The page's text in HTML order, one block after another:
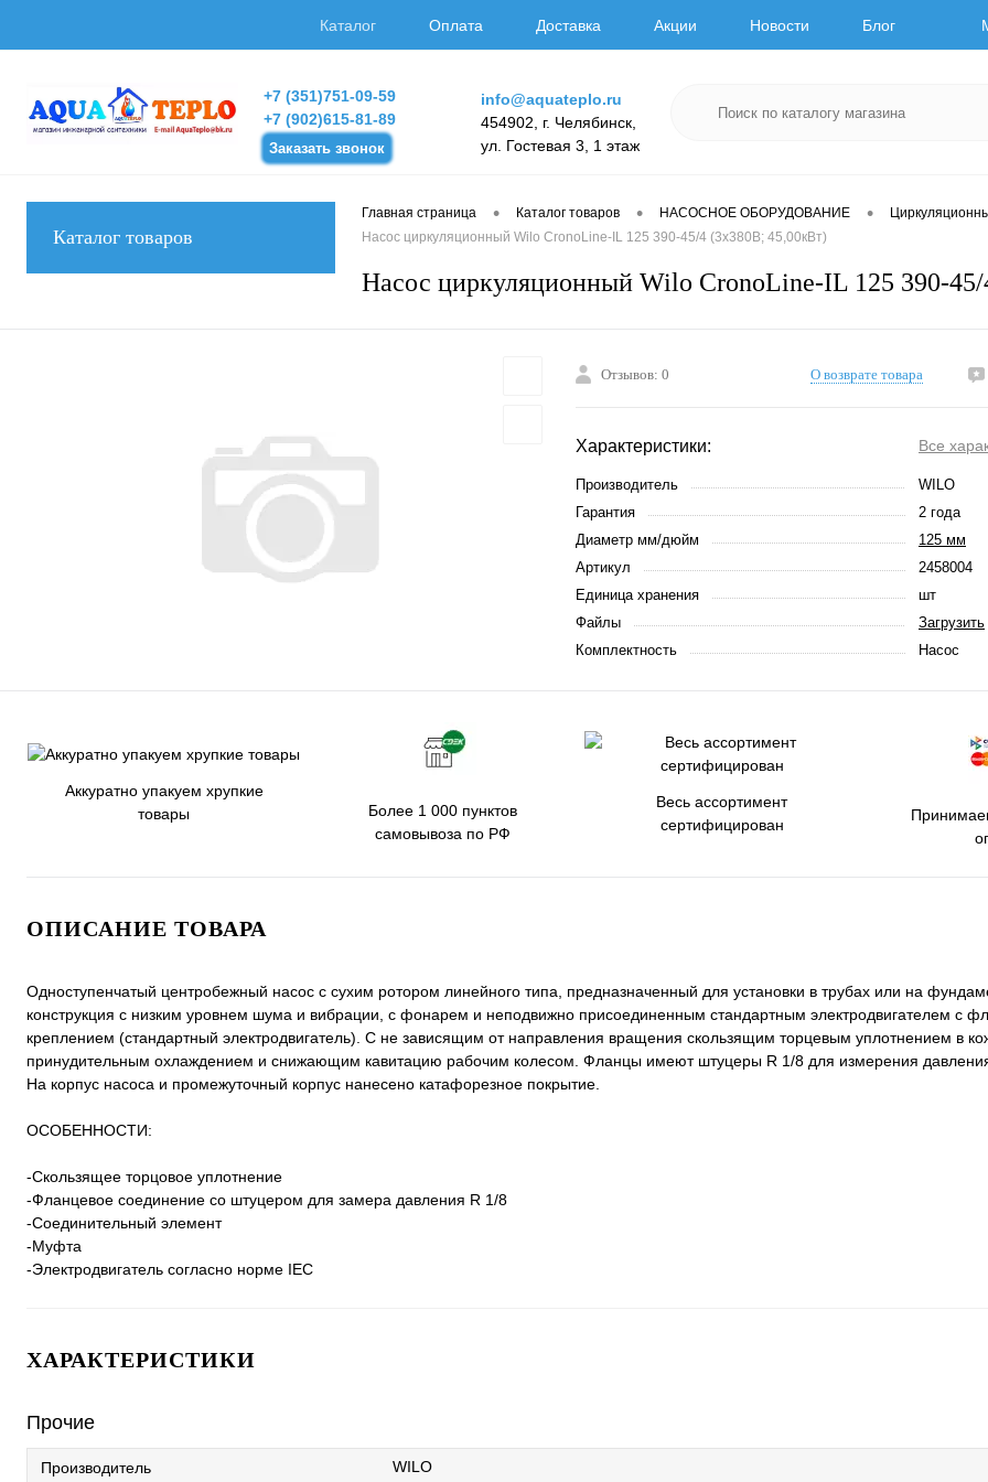
Каталог Оплата Доставка Акции Новости Блог
+7 (351)751-09-59
+7 (902)615-81-89
Заказать звонок
info@aquateplo.ru
454902, г. Челябинск,
ул. Гостевая 3, 1 этаж
Каталог товаров
Главная страница • Каталог товаров • НАСОСНОЕ ОБОРУДОВАНИЕ •
Насос циркуляционный Wilo CronoLine-IL 125 390-45/4 (3х380В; 45,00кВт)
Насос циркуляционный Wilo CronoLine-IL 125 390-
Отзывов: 0 О возврате товара
Характеристики: Все
Производитель
WILO
Гарантия
2 года
Диаметр мм/дюйм
125 мм
Артикул
2458004
Единица хранения
шт
Файлы
Загрузить
Комплектность
Насос
Аккуратно упакуем хрупкие
товары
Более 1 000 пунктов
самовывоза по РФ
Весь ассортимент
сертифицирован
ОПИСАНИЕ ТОВАРА
Одноступенчатый центробежный насос с сухим ротором линейного типа, предназначенный для установки в трубах или на
конструкция с низким уровнем шума и вибрации, с фонарем и неподвижно присоединенным стандартным электродвигателем с
креплением (стандартный электродвигатель). С не зависящим от направления вращения скользящим торцевым уплотнением в
принудительным охлаждением и снижающим кавитацию рабочим колесом. Фланцы имеют штуцеры R 1/8 для измерения
На корпус насоса и промежуточный корпус нанесено катафорезное покрытие.
ОСОБЕННОСТИ:
-Скользящее торцовое уплотнение
-Фланцевое соединение со штуцером для замера давления R 1/8
-Соединительный элемент
-Муфта
-Электродвигатель согласно норме IEC
ХАРАКТЕРИСТИКИ
Прочие
Производитель WILO